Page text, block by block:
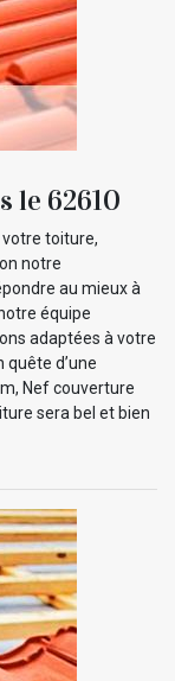
le 62610
toiture,
notre
au mieux à
équipe
adaptées à votre
quête d’une
Nef couverture
sera bel et bien